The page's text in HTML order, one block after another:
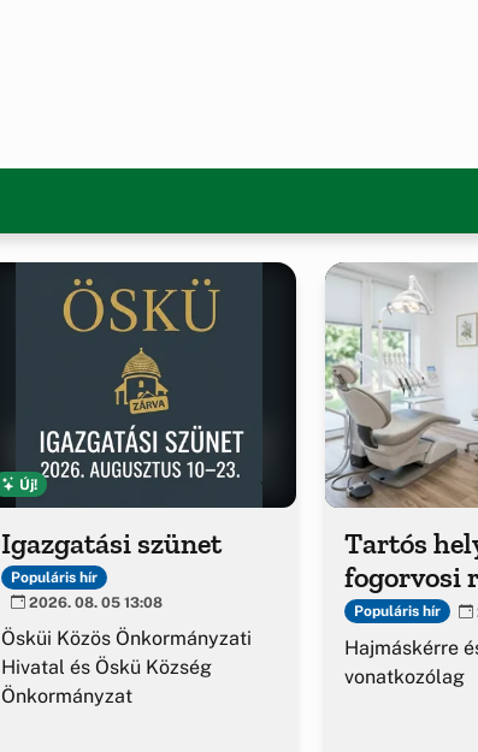
Új!
Igazgatási szünet
Populáris hír
2026. 08. 05 13:08
Ösküi Közös Önkormányzati
Hivatal és Öskü Község
Önkormányzat
Tartós
fogorvosi
Populáris hír
Hajmáskérre
vonatkozólag